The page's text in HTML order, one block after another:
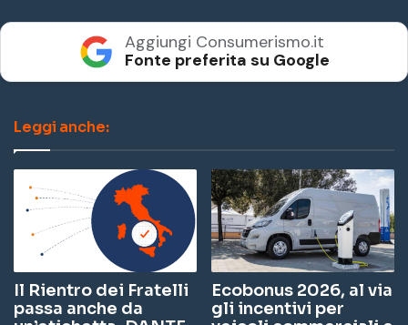
Aggiungi Consumerismo.it
Fonte preferita su Google
Leggi anche:
Il Rientro dei Fratelli
passa anche da
Ecobonus 2026, al via
gli incentivi per